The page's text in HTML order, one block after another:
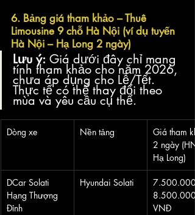
6. Bảng giá tham khảo – Thuê
Limousine 9 chỗ Hà Nội (ví dụ tuyến
Hà Nội – Hạ Long 2 ngày)
Lưu ý: Giá dưới đây chỉ mang
tính tham khảo cho năm 2026,
chưa áp dụng cho Lễ/Tết.
Thực tế có thể thay đổi theo
mùa và yêu cầu cụ thể.
Dòng xe Nền tảng
Giá tham
2 ngày
Hạ Long)
DCar Solati
Hạng Thượng
Đỉnh
Hyundai Solati
7.500.000
8.500.000
VNĐ